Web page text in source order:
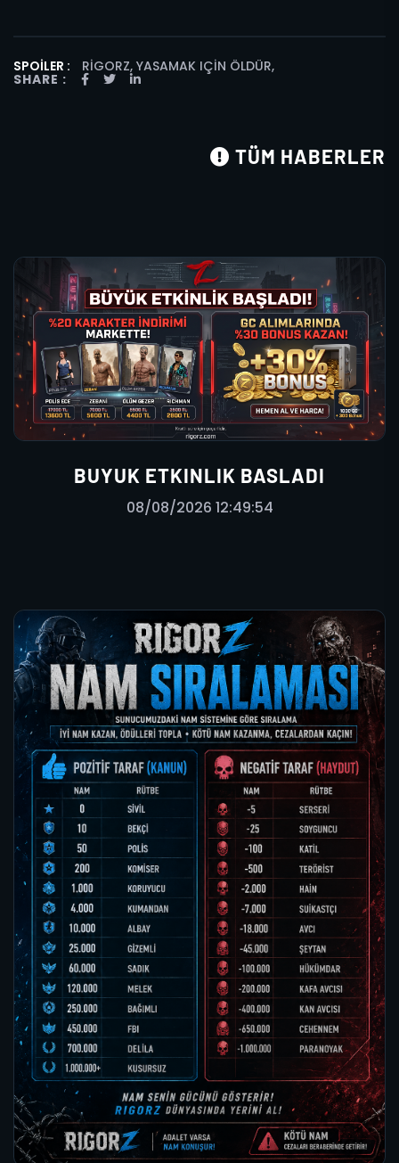
SPOILER : RIGORZ, YASAMAK IÇIN ÖLDÜR,
SHARE :
TÜM HABERLER
BUYUK ETKINLIK BASLADI
08/08/2026 12:49:54